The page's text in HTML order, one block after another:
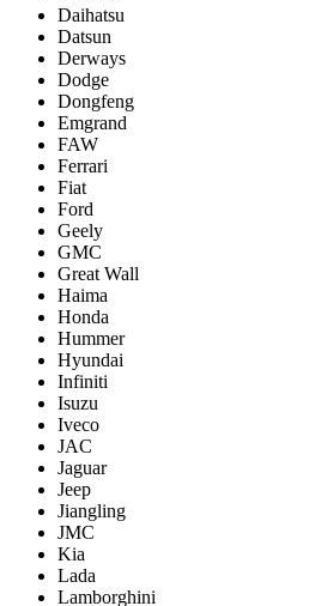
Daihatsu
Datsun
Derways
Dodge
Dongfeng
Emgrand
FAW
Ferrari
Fiat
Ford
Geely
GMC
Great Wall
Haima
Honda
Hummer
Hyundai
Infiniti
Isuzu
Iveco
JAC
Jaguar
Jeep
Jiangling
JMC
Kia
Lada
Lamborghini